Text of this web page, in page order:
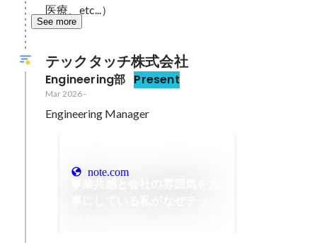
医療、etc...）
See more
テックタッチ株式会社
Engineering部 Present
Mar 2026-
Engineering Manager
note.com